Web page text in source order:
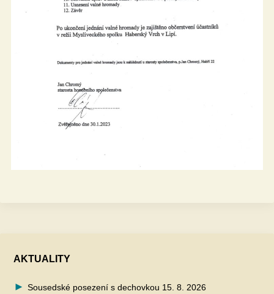
AKTUALITY
Sousedské posezení s dechovkou 15. 8. 2026